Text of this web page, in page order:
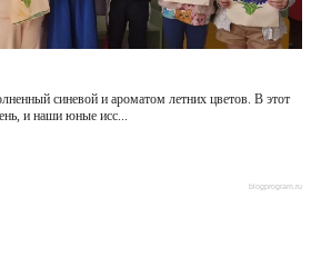
синевой и ароматом летних цветов. В этот
и наши юные исс...
blogprogram.ru